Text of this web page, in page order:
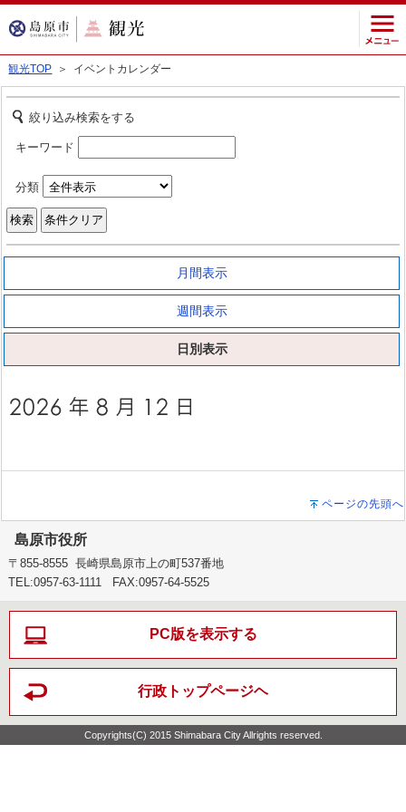
観光TOP ＞ イベントカレンダー
絞り込み検索をする
キーワード
分類
月間表示
週間表示
日別表示
ページの先頭へ
島原市役所
〒855-8555 長崎県島原市上の町537番地
TEL:0957-63-1111 FAX:0957-64-5525
PC版を表示する
行政トップページヘ
Copyrights(C) 2015 Shimabara City Allrights reserved.